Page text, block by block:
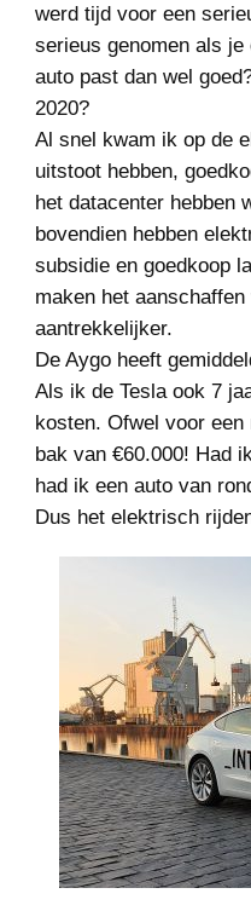
werd tijd voor een
serieus genomen als
auto past dan wel
2020?
Al snel kwam ik op de
uitstoot hebben,
het datacenter hebben
bovendien hebben
subsidie en goedkoop
maken het
aantrekkelijker.
De Aygo heeft
Als ik de Tesla ook 7
kosten. Ofwel voor
bak van €60.000! Had
had ik een auto van
Dus het elektrisch